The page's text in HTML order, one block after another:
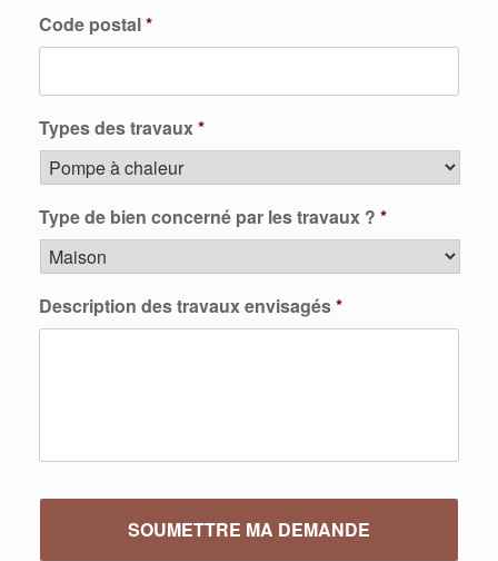
Code postal*
Types des travaux*
Type de bien concerné par les travaux ? *
Description des travaux envisagés*